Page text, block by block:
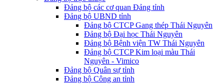
Đảng bộ các cơ quan Đảng tỉnh
Đảng bộ UBND tỉnh
Đảng bộ CTCP Gang thép Thái Nguyên
Đảng bộ Đại học Thái Nguyên
Đảng bộ Bệnh viện TW Thái Nguyên
Đảng bộ CTCP Kim loại màu Thái
Nguyên - Vimico
Đảng bộ Quân sự tỉnh
Đảng bộ Công an tỉnh